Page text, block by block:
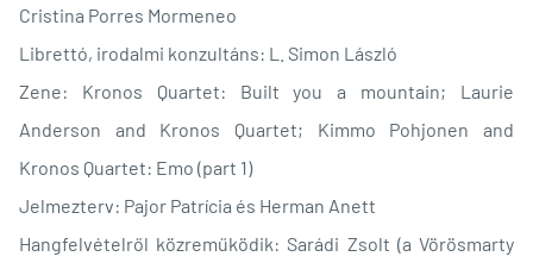
Cristina Porres Mormeneo
Librettó, irodalmi konzultáns: L. Simon László
Zene: Kronos Quartet: Built you a mountain; Laurie
Anderson and Kronos Quartet; Kimmo Pohjonen and
Kronos Quartet: Emo (part 1)
Jelmezterv: Pajor Patrícia és Herman Anett
Hangfelvételről közreműködik: Sarádi Zsolt (a Vörösmarty